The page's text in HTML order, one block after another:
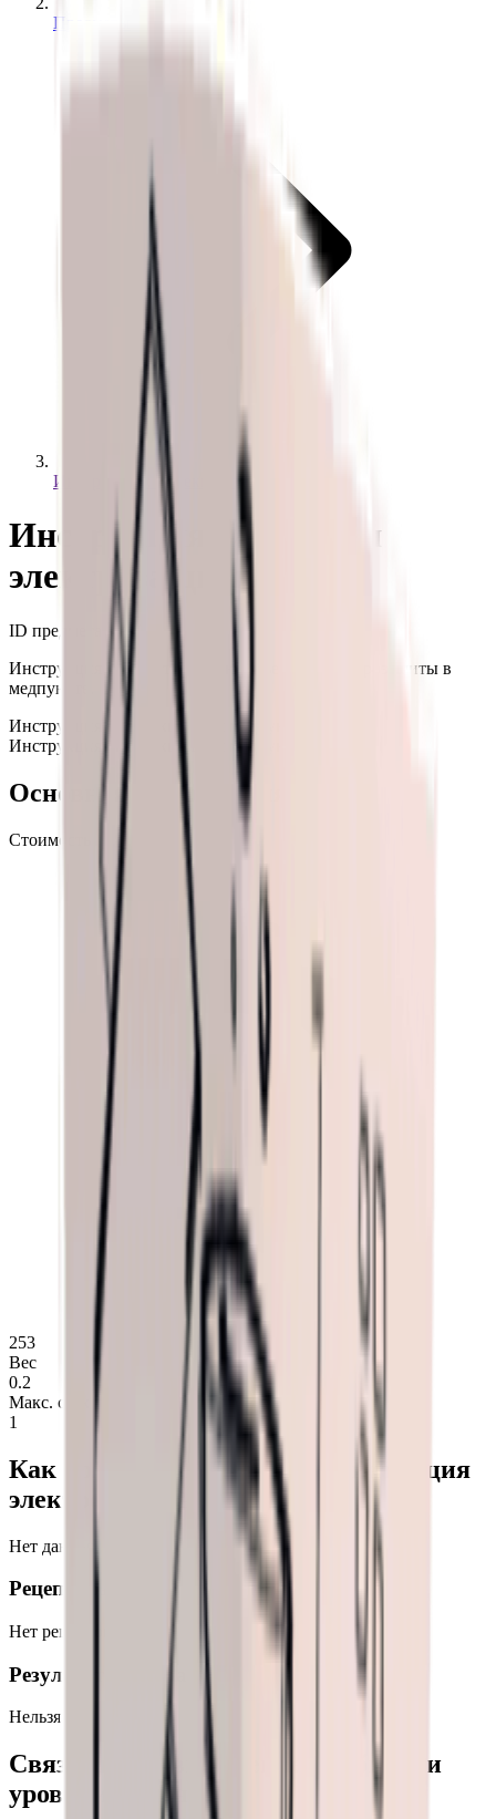
Предметы
Инструкция: инъекция электрозащиты
Инструкция: инъекция
электрозащиты
ID предмета : # 410
Инструкция по изготовлению инъекции электрозащиты в
медпункте.
Инструкция
Инструкция для медпункта
Инструкция
Инструкция для медпункта
Основная информация
Стоимость
253
Вес
0.2
Макс. стак
1
Как получить Инструкция: инъекция
электрозащиты
Нет данных
Рецепт создания
Нет рецептов крафта
Результат разбора
Нельзя разобрать
Связь между выпадением добычи и
уровнем сложности